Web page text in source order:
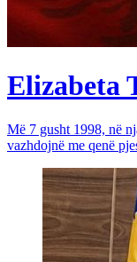
Elizabeta
Më 7 gusht 1998, në
vazhdojnë me qenë